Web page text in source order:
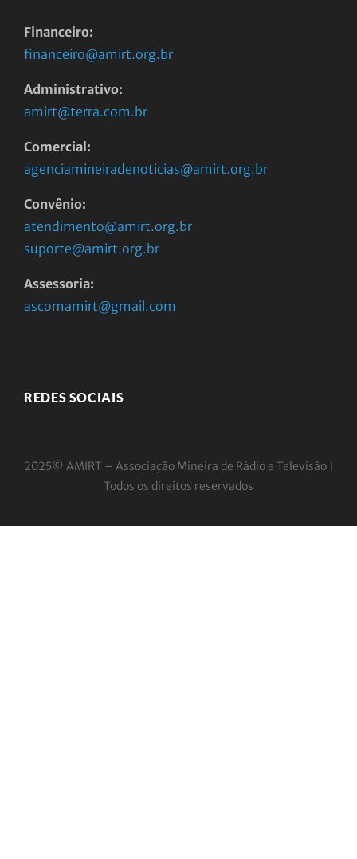
Financeiro:
financeiro@amirt.org.br
Administrativo:
amirt@terra.com.br
Comercial:
agenciamineiradenoticias@amirt.org.br
Convênio:
atendimento@amirt.org.br
suporte@amirt.org.br
Assessoria:
ascomamirt@gmail.com
REDES SOCIAIS
2025© AMIRT – Associação Mineira de Rádio e Televisão |
Todos os direitos reservados